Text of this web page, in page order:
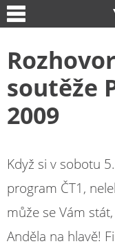
soutěže
2009
Když si v sobotu
program ČT1,
může se Vám
Anděla na hlavě!